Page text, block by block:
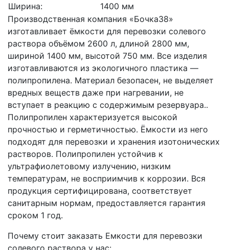
Ширина:
1400 мм
Производственная компания «Бочка38»
изготавливает ёмкости для перевозки солевого
раствора объёмом 2600 л, длиной 2800 мм,
шириной 1400 мм, высотой 750 мм. Все изделия
изготавливаются из экологичного пластика —
полипропилена. Материал безопасен, не выделяет
вредных веществ даже при нагревании, не
вступает в реакцию с содержимым резервуара..
Полипропилен характеризуется высокой
прочностью и герметичностью. Ёмкости из него
подходят для перевозки и хранения изотонических
растворов. Полипропилен устойчив к
ультрафиолетовому излучению, низким
температурам, не восприимчив к коррозии. Вся
продукция сертифицирована, соответствует
санитарным нормам, предоставляется гарантия
сроком 1 год.
Почему стоит заказать Емкости для перевозки
солевого раствора у нас: